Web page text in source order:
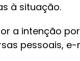
à situação.
a intenção
pessoais,